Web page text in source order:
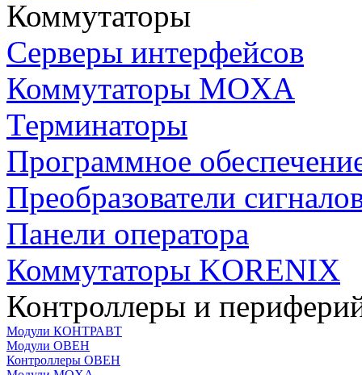
Коммутаторы
Серверы интерфейсов
Коммутаторы MOXA
Терминаторы
Программное
Преобразователи
Панели оператора
Коммутаторы KORENIX
Контроллеры и
Модули КОНТРАВТ
Модули ОВЕН
Контроллеры ОВЕН